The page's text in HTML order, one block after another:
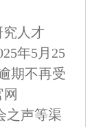
究人才
年5月25
期不再受
之声等渠